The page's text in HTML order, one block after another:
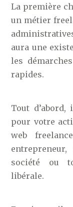
La première
un métier
aura une
les
rapides.
Tout
pour votre
web
société ou
libérale.